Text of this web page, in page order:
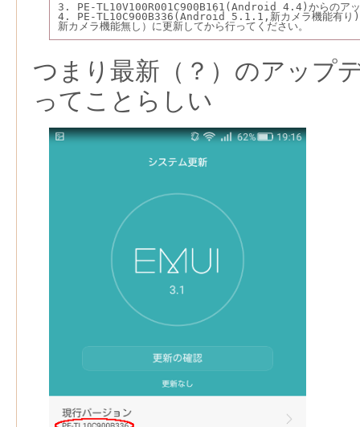
3. PE-TL10V100R001C900B161(Android 4.4)からのアッ
4. PE-TL10C900B336(Android 5.1.1,新カメラ機能有り)
新カメラ機能無し）に更新してから行ってください。
つまり最新（？）のアップ
ってことらしい